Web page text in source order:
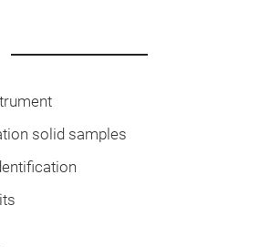
solid samples